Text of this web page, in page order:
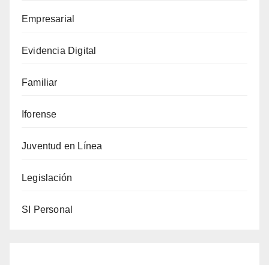
parte
los
Empresarial
Evidencia Digital
Familiar
Iforense
Juventud en Línea
Legislación
SI Personal